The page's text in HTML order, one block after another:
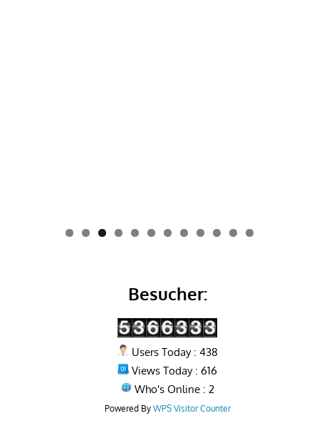
0 1 2
Besucher:
Users Today : 438
Views Today : 616
Who's Online : 2
Powered By WPS Visitor Counter